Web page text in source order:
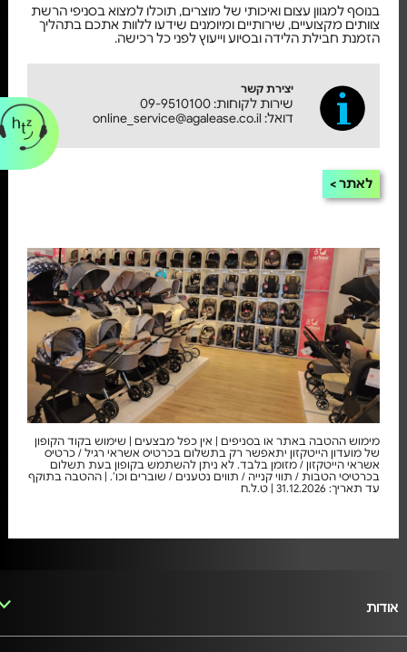
בנוסף למגוון עצום ואיכותי של מוצרים, תוכלו למצוא בסניפי הרשת
צוותים מקצועיים, שירותיים ומיומנים שידעו ללוות אתכם בתהליך
הזמנת חבילת הלידה ובסיוע וייעוץ לפני כל רכישה.
יצירת קשר
שירות לקוחות: 09-9510100
דואל: online_service@agalease.co.il
לאתר
מימוש ההטבה באתר או בסניפים | אין כפל מבצעים | שימוש בקוד הקופון
של מועדון הייטקזון יתאפשר רק בתשלום בכרטיס אשראי רגיל / כרטיס
אשראי הייטקזון / מזומן בלבד. לא ניתן להשתמש בקופון בעת תשלום
בכרטיסי הטבות / תווי קנייה / תווים נטענים / שוברים וכו’. | ההטבה בתוקף
עד תאריך: 31.12.2026 | ט.ל.ח
אודות